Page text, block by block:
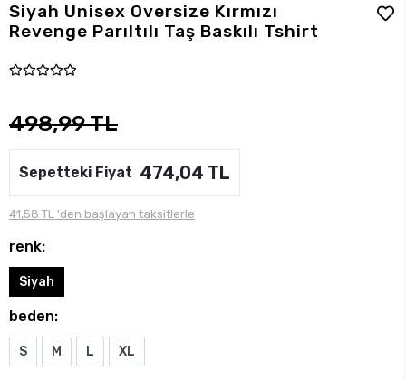
Siyah Unisex Oversize Kırmızı
Revenge Parıltılı Taş Baskılı Tshirt
498,99 TL
Sepetteki Fiyat 474,04 TL
41,58 TL 'den başlayan taksitlerle
renk:
Siyah
beden:
S M L XL